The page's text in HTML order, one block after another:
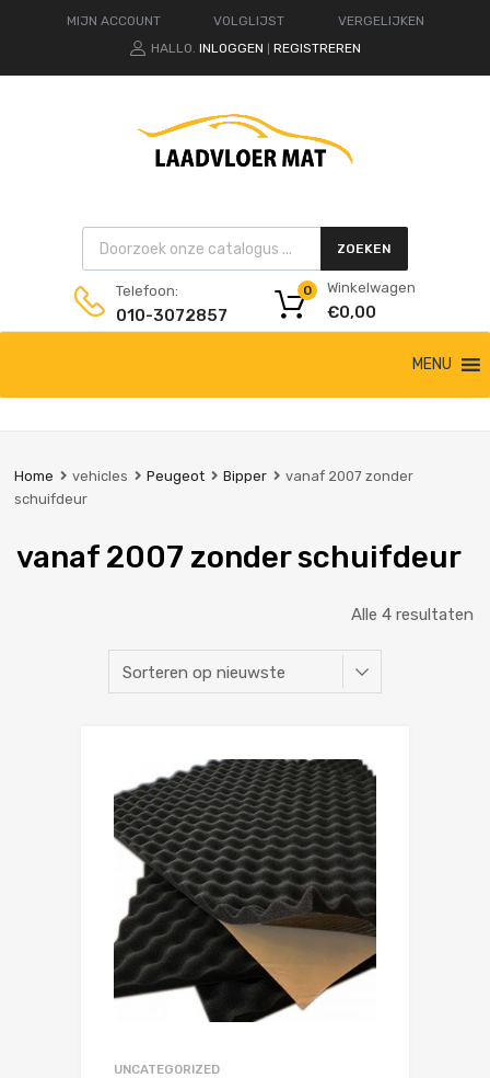
MIJN ACCOUNT VOLGLIJST
VERGELIJKEN
HALLO. INLOGGEN REGISTREREN
Products search ZOEKEN
Telefoon:
010-3072857
Winkelwagen
€0,00
0
de
MENU
Home vehicles Peugeot Bipper
vanaf 2007 zonder
schuifdeur
vanaf 2007 zonder schuifdeur
Alle 4 resultaten
UNCATEGORIZED